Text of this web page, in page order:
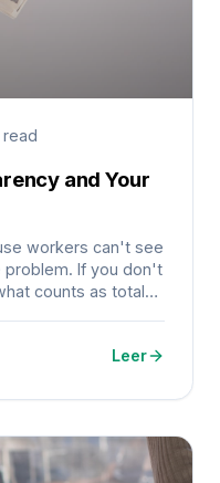
and Your
workers can't see
problem. If you don't
counts as total
Leer